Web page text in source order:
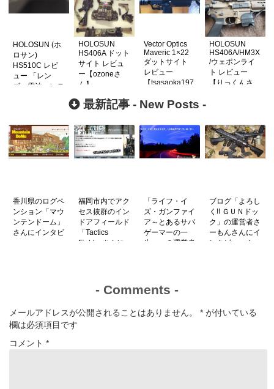
HOLOSUN (ホ
ロサン)
HS510C レビ
ュー 「レン
ズ、電池、レテ
Arrowheadさ
ん】
HOLOSUN
HS406A ドット
サイト レビュ
ー【ozoneさ
ん】
Vector Optics
Maveric 1×22
ダットサイト
レビュー
【tsasaoka197
HOLOSUN
HS406A/HM3X
/ウェポンライ
ト レビュー
【りっくんさ
最新記事 - New Posts -
香川県のログペ
ンション「マウ
ンテンドーム」
さんにインタビ
福岡市内でアク
セス抜群のイン
ドアフィールド
「Tactics
Field」さんに
「ライフ・イ
ズ・ガンファイ
ア～とあるサバ
ゲーマーの一
生〜」の運営者
ブログ「よろし
く!! ＧＵＮドッ
ク」の運営者さ
ーもんさんにイ
ンタビュー！
- Comments -
メールアドレスが公開されることはありません。 * が付いている
欄は必須項目です
コメント *